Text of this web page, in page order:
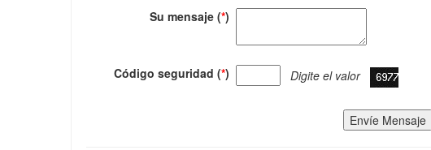
Su mensaje (*)
Código seguridad (*) Digite el valor
Envíe Mensaje